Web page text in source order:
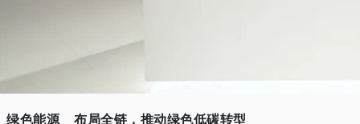
绿色能源 布局全链，推动绿色低碳转型